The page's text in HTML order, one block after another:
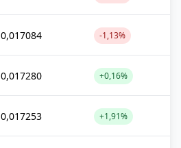
0,017084 -1,13%
0,017280 +0,16%
0,017253 +1,91%